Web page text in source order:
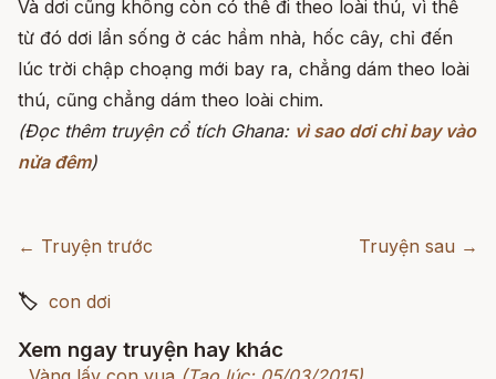
Và dơi cũng không còn có thể đi theo loài thú, vì thế
từ đó dơi lẩn sống ở các hầm nhà, hốc cây, chỉ đến
lúc trời chập choạng mới bay ra, chẳng dám theo loài
thú, cũng chẳng dám theo loài chim.
(Đọc thêm truyện cổ tích Ghana: vì sao dơi chỉ bay vào
nửa đêm)
← Truyện trước Truyện sau →
🏷 con dơi
Xem ngay truyện hay khác